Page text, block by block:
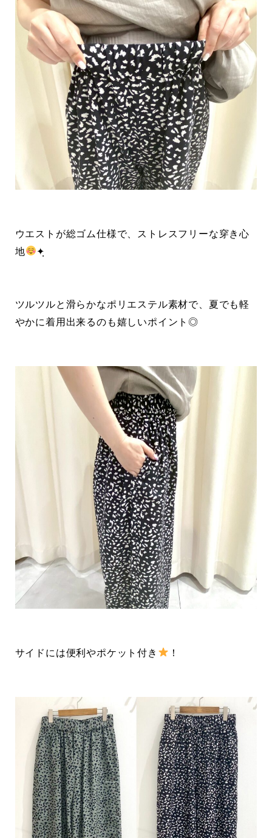
ウエストが総ゴム仕様で、ストレスフリーな穿き心
地
✦ฺ
ツルツルと滑らかなポリエステル素材で、夏でも軽
やかに着用出来るのも嬉しいポイント◎
サイドには便利やポケット付き ！